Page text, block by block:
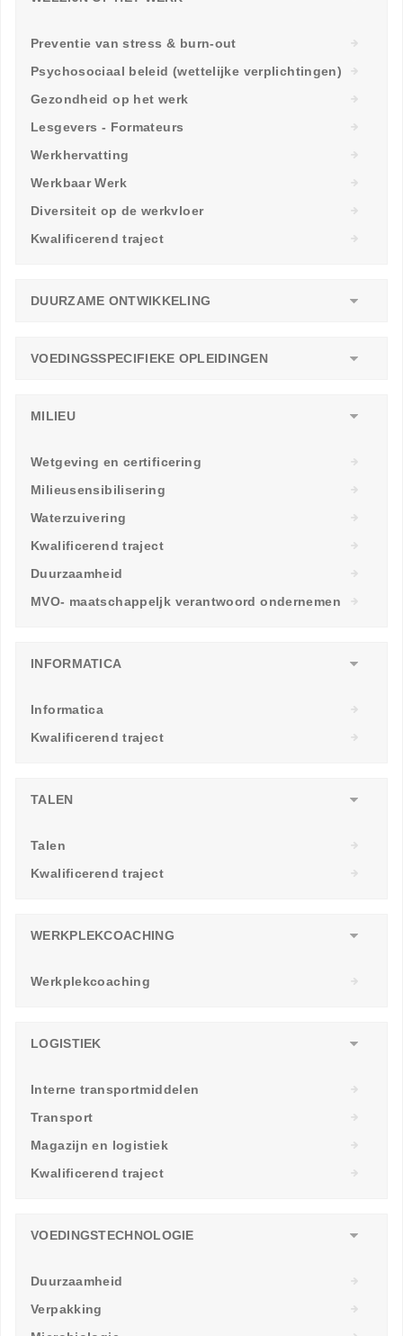
Preventie van stress & burn-out
Psychosociaal beleid (wettelijke verplichtingen)
Gezondheid op het werk
Lesgevers - Formateurs
Werkhervatting
Werkbaar Werk
Diversiteit op de werkvloer
Kwalificerend traject
DUURZAME ONTWIKKELING
VOEDINGSSPECIFIEKE OPLEIDINGEN
MILIEU
Wetgeving en certificering
Milieusensibilisering
Waterzuivering
Kwalificerend traject
Duurzaamheid
MVO- maatschappeljk verantwoord ondernemen
INFORMATICA
Informatica
Kwalificerend traject
TALEN
Talen
Kwalificerend traject
WERKPLEKCOACHING
Werkplekcoaching
LOGISTIEK
Interne transportmiddelen
Transport
Magazijn en logistiek
Kwalificerend traject
VOEDINGSTECHNOLOGIE
Duurzaamheid
Verpakking